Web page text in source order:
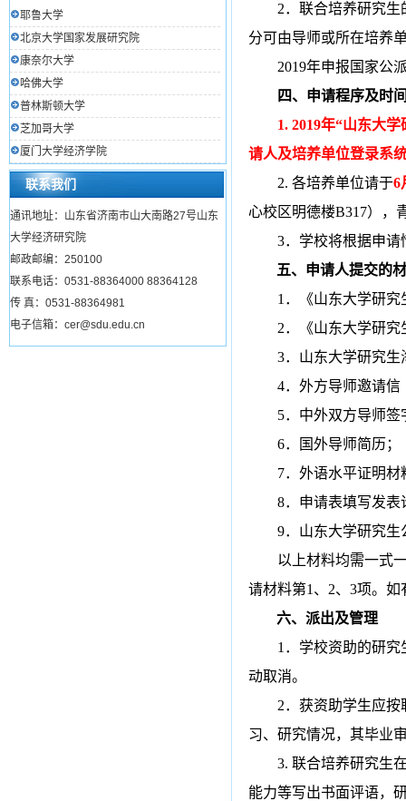
耶鲁大学
北京大学国家发展研究院
康奈尔大学
哈佛大学
普林斯顿大学
芝加哥大学
厦门大学经济学院
联系我们
通讯地址：山东省济南市山大南路27号山东
大学经济研究院
邮政邮编：250100
联系电话：0531-88364000 88364128
传 真：0531-88364981
电子信箱：cer@sdu.edu.cn
2．联合培养研究
分可由导师或所在培养
2019年申报国家公
四、申请程序及时
1. 2019年“山东大
请人及培养单位登录系
2. 各培养单位请于6
心校区明德楼B317），
3．学校将根据申
五、申请人提交的
1 ．
《山东大学研
2．
《山东大学研
3．山东大学研究
4． 外方导师邀请信
5． 中外双方导师
6．
国外导师简历；
7． 外语水平证明材
8． 申请表填写发表
9． 山东大学研究生
以上材料均需一式
请材料第1 、 2、 3项。如
六、派出及管理
1 ．学校资助的研
动取消。
2．获资助学生应
习、研究情况，其毕业
3. 联合培养研究生
能力等写出书面评语，